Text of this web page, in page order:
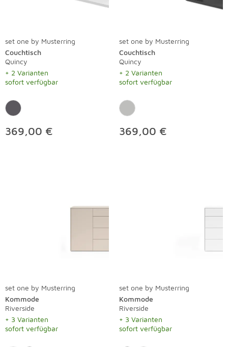
set one by Musterring
Couchtisch
Quincy
+ 2 Varianten
sofort verfügbar
369,00 €
set one by Musterring
Couchtisch
Quincy
+ 2 Varianten
sofort verfügbar
369,00 €
set one by Musterring
Kommode
Riverside
+ 3 Varianten
sofort verfügbar
set one by Musterring
Kommode
Riverside
+ 3 Varianten
sofort verfügbar